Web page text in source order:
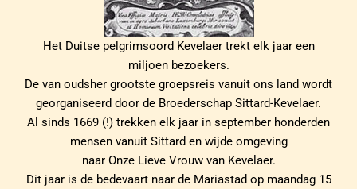
Het Duitse pelgrimsoord Kevelaer trekt elk jaar een
miljoen bezoekers.
De van oudsher grootste groepsreis vanuit ons land wordt
georganiseerd door de Broederschap Sittard-Kevelaer.
Al sinds 1669 (!) trekken elk jaar in september honderden
mensen vanuit Sittard en wijde omgeving
naar Onze Lieve Vrouw van Kevelaer.
Dit jaar is de bedevaart naar de Mariastad op maandag 15